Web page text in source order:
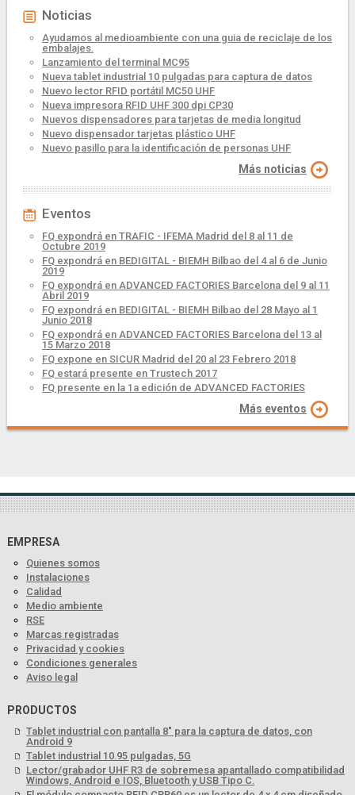
Noticias
Ayudamos al medioambiente con una guia de reciclaje de los
embalajes.
Lanzamiento del terminal MC95
Nueva tablet industrial 10 pulgadas para captura de datos
Nuevo lector RFID portátil MC50 UHF
Nueva impresora RFID UHF 300 dpi CP30
Nuevos dispensadores para tarjetas de media longitud
Nuevo dispensador tarjetas plástico UHF
Nuevo pasillo para la identificación de personas UHF
Más noticias
Eventos
FQ expondrá en TRAFIC - IFEMA Madrid del 8 al 11 de
Octubre 2019
FQ expondrá en BEDIGITAL - BIEMH Bilbao del 4 al 6 de Junio
2019
FQ expondrá en ADVANCED FACTORIES Barcelona del 9 al 11
Abril 2019
FQ expondrá en BEDIGITAL - BIEMH Bilbao del 28 Mayo al 1
Junio 2018
FQ expondrá en ADVANCED FACTORIES Barcelona del 13 al
15 Marzo 2018
FQ expone en SICUR Madrid del 20 al 23 Febrero 2018
FQ estará presente en Trustech 2017
FQ presente en la 1a edición de ADVANCED FACTORIES
Más eventos
EMPRESA
Quienes somos
Instalaciones
Calidad
Medio ambiente
RSE
Marcas registradas
Privacidad y cookies
Condiciones generales
Aviso legal
PRODUCTOS
Tablet industrial con pantalla 8" para la captura de datos, con
Android 9
Tablet industrial 10.95 pulgadas, 5G
Lector/grabador UHF R3 de sobremesa apantallado compatibilidad
Windows, Android e IOS, Bluetooth y USB Tipo C.